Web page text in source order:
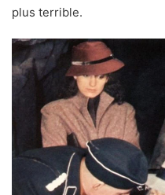
plus terrible.